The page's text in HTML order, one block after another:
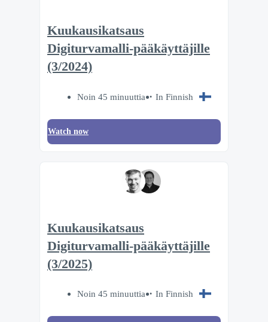
Kuukausikatsaus
Digiturvamalli-pääkäyttäjille
(3/2024)
Noin 45 minuuttia In Finnish
Watch now
Kuukausikatsaus
Digiturvamalli-pääkäyttäjille
(3/2025)
Noin 45 minuuttia In Finnish